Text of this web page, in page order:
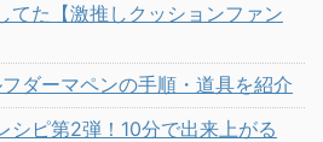
てた【激推しクッションファン
ダーマペンの手順・道具を紹介
シピ第2弾！10分で出来上がる